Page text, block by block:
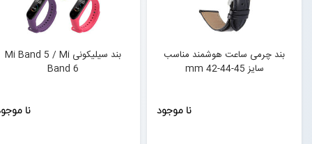
بند چرمی ساعت هوشمند مناسب
سایز mm 42-44-45
نا موجود
بند سیلیکونی Mi Band 5 / Mi
Band 6
نا